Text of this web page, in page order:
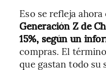
Eso se refleja
Generación Z de
15%, según un
compras. El
que gastan todo su